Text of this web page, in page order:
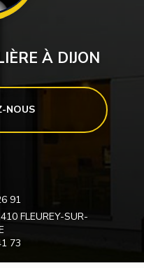
À DIJON
NOUS
91
FLEUREY-SUR-
73